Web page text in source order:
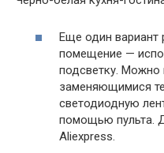
Еще один вариант
помещение —
подсветку. Можно
заменяющимися
светодиодную
помощью пульта.
Aliexpress.